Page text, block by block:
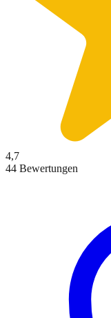
4,7
44 Bewertungen